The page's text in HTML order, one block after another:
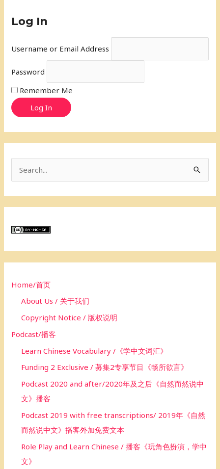
Log In
Username or Email Address
Password
Remember Me
Log In
c
rHome/首页
About Us / 关于我们
Copyright Notice / 版权说明
Podcast/播客
Learn Chinese Vocabulary /《学中文词汇》
Funding 2 Exclusive / 募集2专享节目《畅所欲言》
Podcast 2020 and after/2020年及之后《自然而然说中
文》播客
Podcast 2019 with free transcriptions/ 2019年《自然
而然说中文》播客外加免费文本
Role Play and Learn Chinese / 播客《玩角色扮演，学中
文》